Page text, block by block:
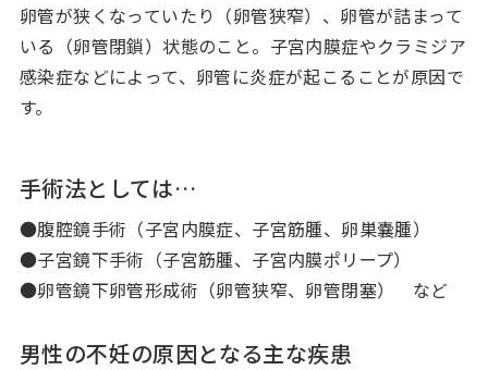
卵管が狭くなっていたり（卵管狭窄）、卵管が詰まって
いる（卵管閉鎖）状態のこと。子宮内膜症やクラミジア
感染症などによって、卵管に炎症が起こることが原因で
す。
手術法としては…
●腹腔鏡手術（子宮内膜症、子宮筋腫、卵巣嚢腫）
●子宮鏡下手術（子宮筋腫、子宮内膜ポリープ）
●卵管鏡下卵管形成術（卵管狭窄、卵管閉塞） など
男性の不妊の原因となる主な疾患